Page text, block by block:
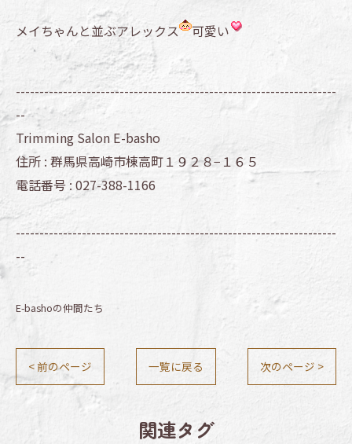
メイちゃんと並ぶアレックス 可愛い
--------------------------------------------------------------------
--
Trimming Salon E-basho
住所 : 群馬県高崎市棟高町１９２８−１６５
電話番号 : 027-388-1166
--------------------------------------------------------------------
--
E-bashoの仲間たち
< 前のページ 一覧に戻る 次のページ >
関連タグ